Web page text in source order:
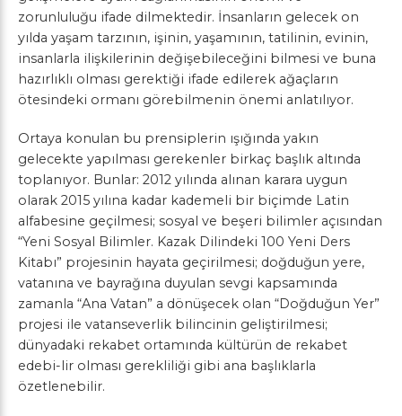
zorunluluğu ifade dilmektedir. İnsanların gelecek on
yılda yaşam tarzının, işinin, yaşamının, tatilinin, evinin,
insanlarla ilişkilerinin değişebileceğini bilmesi ve buna
hazırlıklı olması gerektiği ifade edilerek ağaçların
ötesindeki ormanı görebilmenin önemi anlatılıyor.
Ortaya konulan bu prensiplerin ışığında yakın
gelecekte yapılması gerekenler birkaç başlık altında
toplanıyor. Bunlar: 2012 yılında alınan karara uygun
olarak 2015 yılına kadar kademeli bir biçimde Latin
alfabesine geçilmesi; sosyal ve beşeri bilimler açısından
“Yeni Sosyal Bilimler. Kazak Dilindeki 100 Yeni Ders
Kitabı” projesinin hayata geçirilmesi; doğduğun yere,
vatanına ve bayrağına duyulan sevgi kapsamında
zamanla “Ana Vatan” a dönüşecek olan “Doğduğun Yer”
projesi ile vatanseverlik bilincinin geliştirilmesi;
dünyadaki rekabet ortamında kültürün de rekabet
edebi-lir olması gerekliliği gibi ana başlıklarla
özetlenebilir.